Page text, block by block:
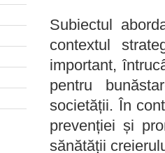
Subiectul
contextul
important,
pentru
societății. În
prevenției și
sănătății